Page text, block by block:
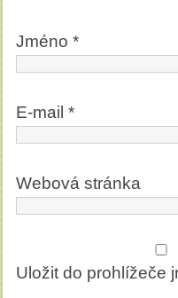
Jméno *
E-mail *
Webová stránka
Uložit do prohlížeče